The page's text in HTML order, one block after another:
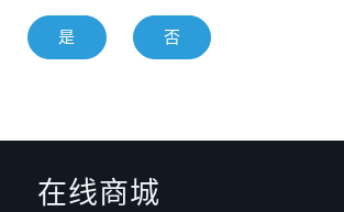
是 否
在线商城